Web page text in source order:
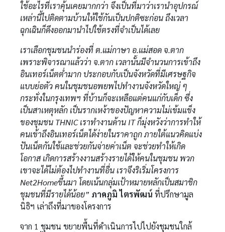
ใช้อะไรที่เราคุ้นเคยมากกว่า จึงเป็นที่มาว่าเรานำอุปกรณ์
เหล่านี้ไปติดตามบ้านให้ใช้กันเป็นปกติซะก่อน ถึงเวลา
ฉุกเฉินก็ดึงออกมานำไปใช้ตรงที่จำเป็นได้เลย
เราเลือกชุมชนนำร่องที่ ต.แม่กาษา อ.แม่สอด จ.ตาก
เพราะพิจารณาแล้วว่า จ.ตาก เวลานั้นมีจำนวนการเข้าถึง
อินเทอร์เน็ตต่ำมาก ประกอบกับเป็นจังหวัดที่มีเศรษฐกิจ
แบบย่อตัว คนในชุมชนอพยพไปทำงานจังหวัดใหญ่ ๆ
กระทั่งในกรุงเทพฯ ที่บ้านก็จะเหลือแต่คนแก่กับเด็ก ซึ่ง
เป็นสาเหตุหลัก เป็นรากเหง้าของปัญหาความไม่เข้มแข็ง
ของชุมชน THNIC เราทำงานด้าน IT ก็มุ่งหวังว่าการทำให้
คนเข้าถึงอินเทอร์เน็ตได้ง่ายในราคาถูก ภายใต้แนวคิดแบ่ง
ปันเน็ตกันใช้และช่วยกันจ่ายค่าเน็ต จะช่วยทำให้เกิด
โอกาส เกิดการสร้างงานสร้างรายได้ให้คนในชุมชน พวก
เขาจะได้ไม่ต้องไปทำงานที่อื่น เราจึงริเริ่มโครงการ
Net2Homeขึ้นมา โดยเน้นกลุ่มเป้าหมายหลักเป็นสมาชิก
ชุมชนที่มีรายได้น้อย” ภาคภูมิ ไตรพัฒน์ที่ปรึกษามูล
นิธิฯ เล่าถึงที่มาของโครงการ
จาก 1 ชุมชน ขยายพื้นที่ดำเนินการไปไปยังชุมชนใกล้